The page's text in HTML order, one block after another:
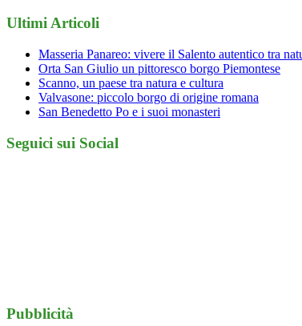
Ultimi Articoli
Masseria Panareo: vivere il Salento autentico tra
Orta San Giulio un pittoresco borgo Piemontese
Scanno, un paese tra natura e cultura
Valvasone: piccolo borgo di origine romana
San Benedetto Po e i suoi monasteri
Seguici sui Social
Pubblicità